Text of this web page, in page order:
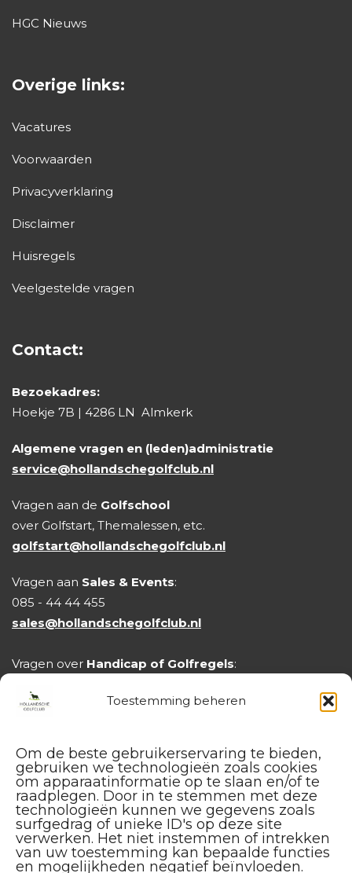
Toestemming beheren
Om de beste gebruikerservaring te bieden,
gebruiken we technologieën zoals cookies
om apparaatinformatie op te slaan en/of te
raadplegen. Door in te stemmen met deze
technologieën kunnen we gegevens zoals
surfgedrag of unieke ID's op deze site
verwerken. Het niet instemmen of intrekken
van uw toestemming kan bepaalde functies
en mogelijkheden negatief beïnvloeden.
HGC Nieuws
Overige links:
Vacatures
Voorwaarden
Privacyverklaring
Disclaimer
Huisregels
Veelgestelde vragen
Contact:
Bezoekadres:
Hoekje 7B | 4286 LN Almkerk
Algemene vragen en (leden)administratie
service@hollandschegolfclub.nl
Vragen aan de Golfschool
over Golfstart, Themalessen, etc.
golfstart@hollandschegolfclub.nl
Vragen aan Sales & Events:
085 - 44 44 455
sales@hollandschegolfclub.nl
Vragen over Handicap of Golfregels: